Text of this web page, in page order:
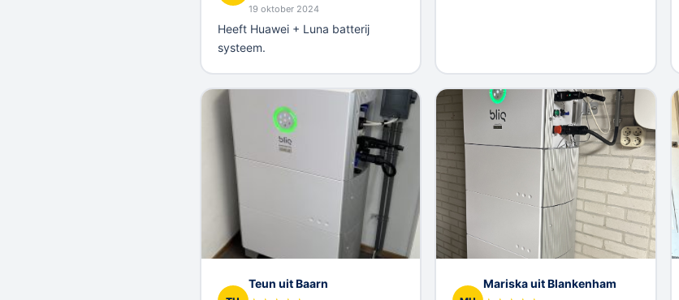
19 oktober 2024
Heeft Huawei + Luna batterij
systeem.
Teun uit Baarn Mariska uit Blankenham